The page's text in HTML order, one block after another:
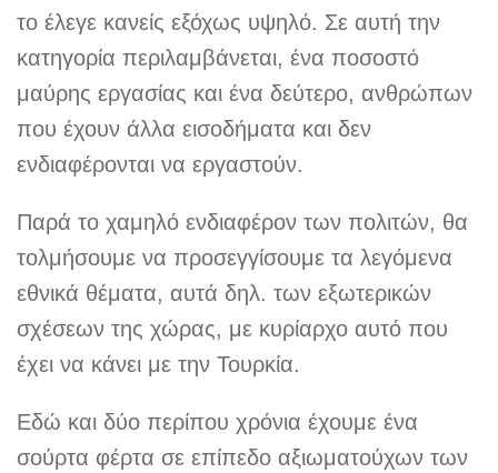
το έλεγε κανείς εξόχως υψηλό. Σε αυτή την
κατηγορία περιλαμβάνεται, ένα ποσοστό
μαύρης εργασίας και ένα δεύτερο, ανθρώπων
που έχουν άλλα εισοδήματα και δεν
ενδιαφέρονται να εργαστούν.
Παρά το χαμηλό ενδιαφέρον των πολιτών, θα
τολμήσουμε να προσεγγίσουμε τα λεγόμενα
εθνικά θέματα, αυτά δηλ. των εξωτερικών
σχέσεων της χώρας, με κυρίαρχο αυτό που
έχει να κάνει με την Τουρκία.
Εδώ και δύο περίπου χρόνια έχουμε ένα
σούρτα φέρτα σε επίπεδο αξιωματούχων των